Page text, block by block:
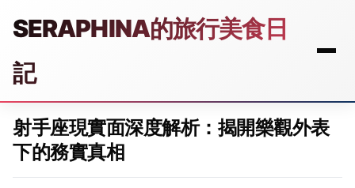
SERAPHINA的旅行美食日
記
射手座現實面深度解析：揭開樂觀外表
下的務實真相